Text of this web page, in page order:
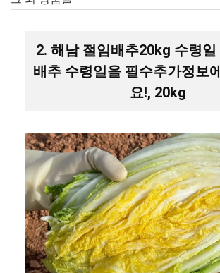
2. 해남 절임배추20kg 수령일
배추 수령일을 필수추가정보
요!, 20kg